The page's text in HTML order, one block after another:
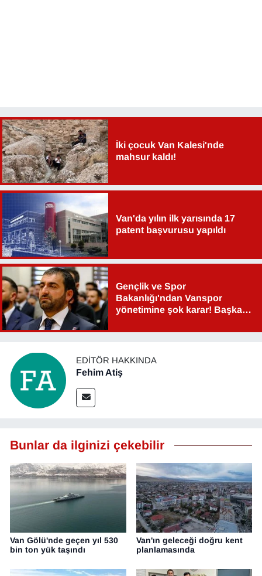
İki çocuk Van Kalesi'nde
mahsur kaldı!
Van'da yılın ilk yarısında 17
patent başvurusu yapıldı
Gençlik ve Spor
Bakanlığı'ndan Vanspor
yönetimine şok karar! Başkan
EDITÖR HAKKINDA
Fehim Atiş
Bunlar da ilginizi çekebilir
Van Gölü'nde geçen yıl 530
bin ton yük taşındı
Van'ın geleceği doğru kent
planlamasında